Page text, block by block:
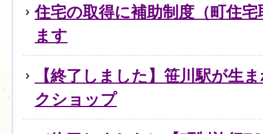
住宅の取得に補助制度（町住
ます
【終了しました】笹川駅が生
クショップ